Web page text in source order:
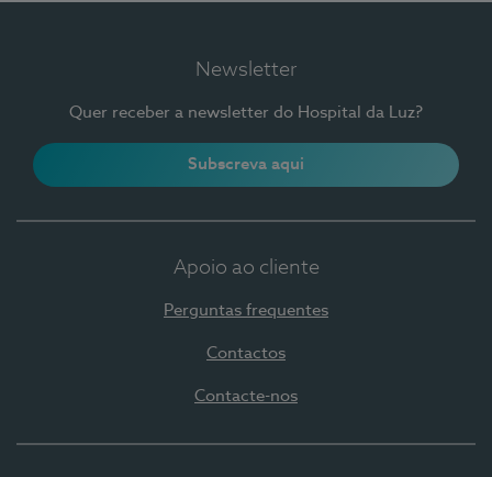
Newsletter
Quer receber a newsletter do Hospital da Luz?
Subscreva aqui
Apoio ao cliente
Perguntas frequentes
Contactos
Contacte-nos